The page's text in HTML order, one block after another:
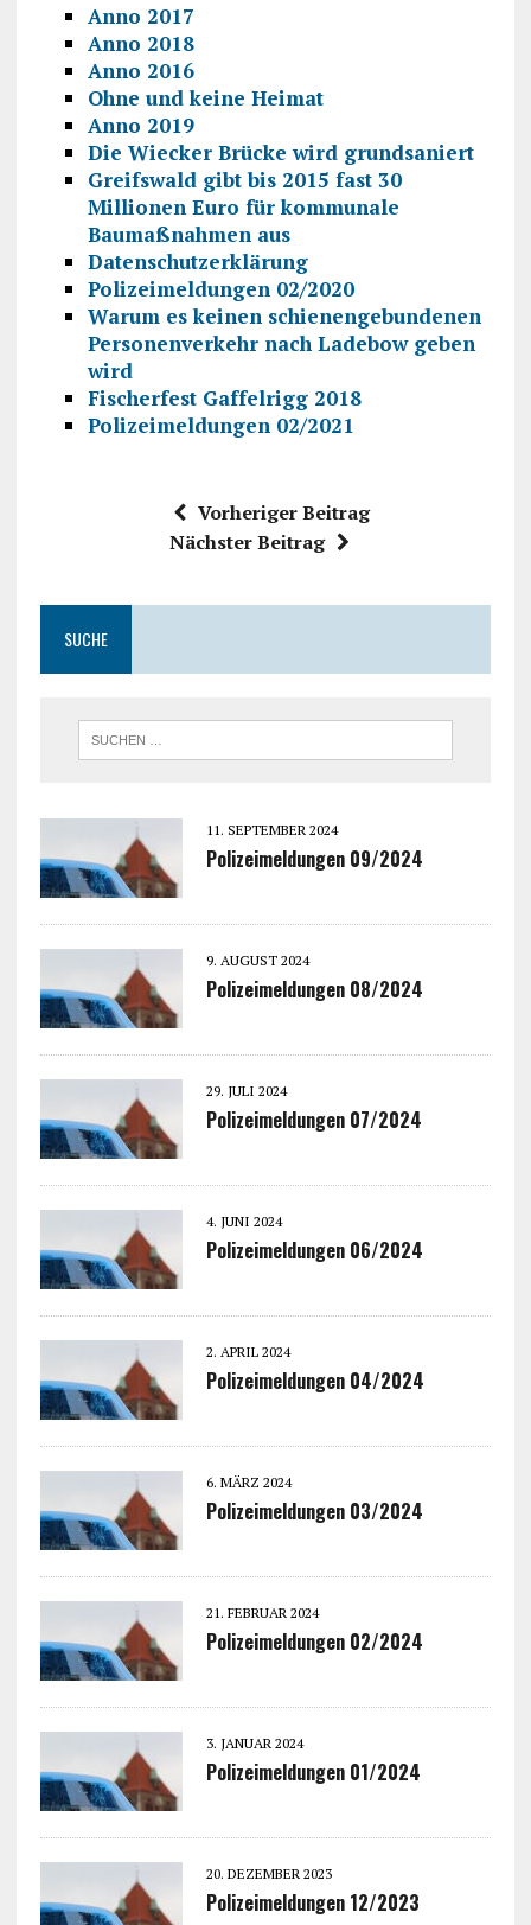
Anno 2017
Anno 2018
Anno 2016
Ohne und keine Heimat
Anno 2019
Die Wiecker Brücke wird grundsaniert
Greifswald gibt bis 2015 fast 30
Millionen Euro für kommunale
Baumaßnahmen aus
Datenschutzerklärung
Polizeimeldungen 02/2020
Warum es keinen schienengebundenen
Personenverkehr nach Ladebow geben
wird
Fischerfest Gaffelrigg 2018
Polizeimeldungen 02/2021
Vorheriger Beitrag
Nächster Beitrag
SUCHE
11. SEPTEMBER 2024
Polizeimeldungen 09/2024
9. AUGUST 2024
Polizeimeldungen 08/2024
29. JULI 2024
Polizeimeldungen 07/2024
4. JUNI 2024
Polizeimeldungen 06/2024
2. APRIL 2024
Polizeimeldungen 04/2024
6. MÄRZ 2024
Polizeimeldungen 03/2024
21. FEBRUAR 2024
Polizeimeldungen 02/2024
3. JANUAR 2024
Polizeimeldungen 01/2024
20. DEZEMBER 2023
Polizeimeldungen 12/2023